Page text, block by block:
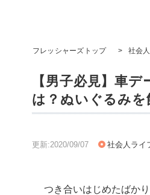
フレッシャーズトップ > 社会
【男子必見】車
は？ぬいぐるみを
更新:2020/09/07 社会人ライ
つき合いはじめたばか